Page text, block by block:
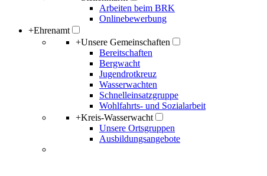
Arbeiten beim BRK
Onlinebewerbung
+Ehrenamt
+Unsere Gemeinschaften
Bereitschaften
Bergwacht
Jugendrotkreuz
Wasserwachten
Schnelleinsatzgruppe
Wohlfahrts- und Sozialarbeit
+Kreis-Wasserwacht
Unsere Ortsgruppen
Ausbildungsangebote